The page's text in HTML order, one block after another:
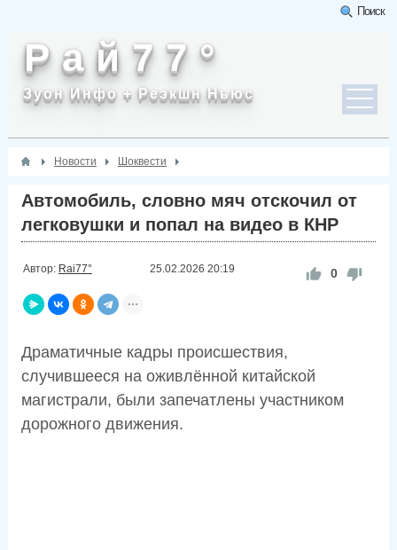
Поиск
Р а й 7 7 °
Зуон Инфо + Реэкшн Ньюс
Новости Шоквести
Автомобиль, словно мяч отскочил от
легковушки и попал на видео в КНР
Автор: Rai77° 25.02.2026 20:19 0
Драматичные кадры происшествия,
случившееся на оживлённой китайской
магистрали, были запечатлены участником
дорожного движения.